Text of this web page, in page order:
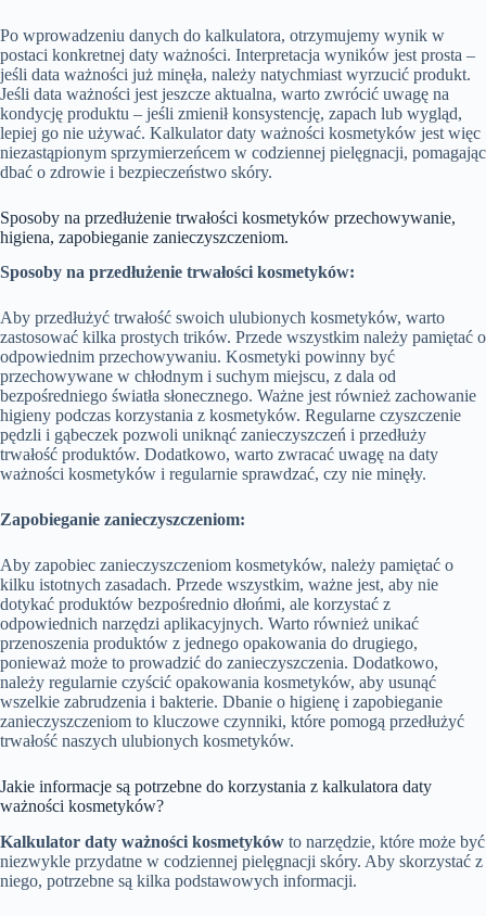
Po wprowadzeniu danych do kalkulatora, otrzymujemy wynik w
postaci konkretnej daty ważności. Interpretacja wyników jest prosta –
jeśli data ważności już minęła, należy natychmiast wyrzucić produkt.
Jeśli data ważności jest jeszcze aktualna, warto zwrócić uwagę na
kondycję produktu – jeśli zmienił konsystencję, zapach lub wygląd,
lepiej go nie używać. Kalkulator daty ważności kosmetyków jest więc
niezastąpionym sprzymierzeńcem w codziennej pielęgnacji, pomagając
dbać o zdrowie i bezpieczeństwo skóry.
Sposoby na przedłużenie trwałości kosmetyków przechowywanie,
higiena, zapobieganie zanieczyszczeniom.
Sposoby na przedłużenie trwałości kosmetyków:
Aby przedłużyć trwałość swoich ulubionych kosmetyków, warto
zastosować kilka prostych trików. Przede wszystkim należy pamiętać o
odpowiednim przechowywaniu. Kosmetyki powinny być
przechowywane w chłodnym i suchym miejscu, z dala od
bezpośredniego światła słonecznego. Ważne jest również zachowanie
higieny podczas korzystania z kosmetyków. Regularne czyszczenie
pędzli i gąbeczek pozwoli uniknąć zanieczyszczeń i przedłuży
trwałość produktów. Dodatkowo, warto zwracać uwagę na daty
ważności kosmetyków i regularnie sprawdzać, czy nie minęły.
Zapobieganie zanieczyszczeniom:
Aby zapobiec zanieczyszczeniom kosmetyków, należy pamiętać o
kilku istotnych zasadach. Przede wszystkim, ważne jest, aby nie
dotykać produktów bezpośrednio dłońmi, ale korzystać z
odpowiednich narzędzi aplikacyjnych. Warto również unikać
przenoszenia produktów z jednego opakowania do drugiego,
ponieważ może to prowadzić do zanieczyszczenia. Dodatkowo,
należy regularnie czyścić opakowania kosmetyków, aby usunąć
wszelkie zabrudzenia i bakterie. Dbanie o higienę i zapobieganie
zanieczyszczeniom to kluczowe czynniki, które pomogą przedłużyć
trwałość naszych ulubionych kosmetyków.
Jakie informacje są potrzebne do korzystania z kalkulatora daty
ważności kosmetyków?
Kalkulator daty ważności kosmetyków to narzędzie, które może być
niezwykle przydatne w codziennej pielęgnacji skóry. Aby skorzystać z
niego, potrzebne są kilka podstawowych informacji.